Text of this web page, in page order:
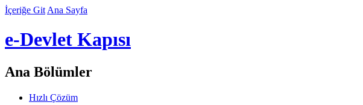
İçeriğe Git Ana Sayfa
e-Devlet Kapısı
Ana Bölümler
Hızlı Çözüm